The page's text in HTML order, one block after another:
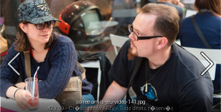
soiree-amis-jeu-video-141.jpg
42 / 59 - Cr�dit photo AFJV - Tous droits r�serv�s